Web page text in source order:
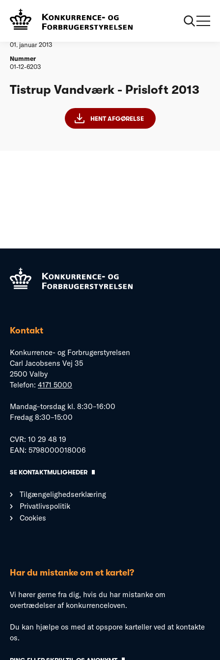
Vandtilsyn
01. januar 2013
Nummer
01-12-6203
Tistrup Vandværk - Prisloft 2013
HENT AFGØRELSE
Kontakt
Konkurrence- og Forbrugerstyrelsen
Carl Jacobsens Vej 35
2500 Valby
Telefon: 4171 5000
Mandag–torsdag kl. 8:30–16:00
Fredag 8:30–15:00
CVR: 10 29 48 19
EAN: 5798000018006
SE KONTAKTMULIGHEDER
Tilgængelighedserklæring
Privatlivspolitik
Cookies
Har du mistanke om et kartel?
Vi hører gerne fra dig, hvis du har mistanke om
overtrædelser af konkurrenceloven.
Du kan hjælpe os med at opspore karteller ved at kontakte
os.